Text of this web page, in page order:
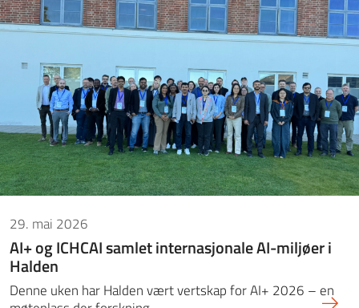
29. mai 2026
AI+ og ICHCAI samlet internasjonale AI-miljøer i
Halden
Denne uken har Halden vært vertskap for AI+ 2026 – en